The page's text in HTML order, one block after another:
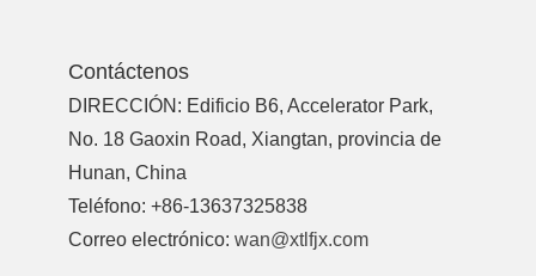
Contáctenos
DIRECCIÓN: Edificio B6, Accelerator Park,
No. 18 Gaoxin Road, Xiangtan, provincia de
Hunan, China
Teléfono: +86-13637325838
Correo electrónico:wan@xtlfjx.com